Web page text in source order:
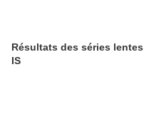
Résultats des séries
IS